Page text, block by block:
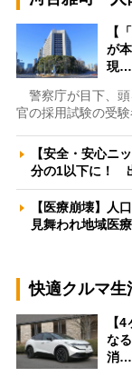
【
が
現…
警察庁が目下、頭
官の採用試験の受
【安全・安心ニ
分の1以下に！
【医療崩壊】人
見舞われ地域医
快適クルマ生
【
な
消…